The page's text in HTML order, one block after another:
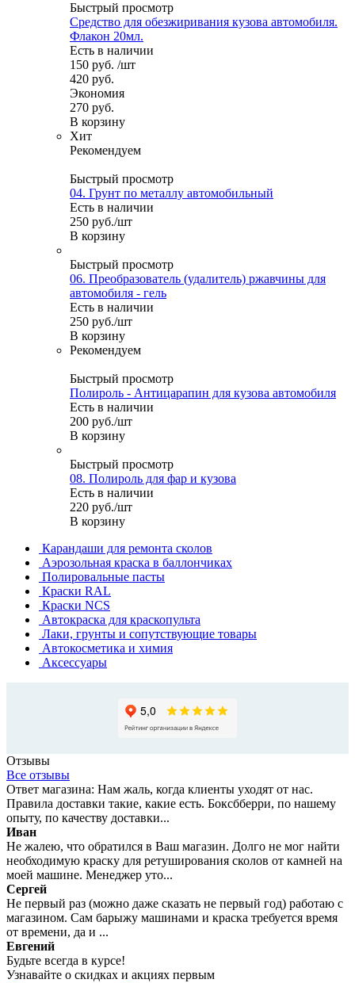
Быстрый просмотр
Средство для обезжиривания кузова автомобиля.
Флакон 20мл.
Есть в наличии
150 руб. /шт
420 руб.
Экономия
270 руб.
В корзину
Хит
Рекомендуем
Быстрый просмотр
04. Грунт по металлу автомобильный
Есть в наличии
250 руб./шт
В корзину
Быстрый просмотр
06. Преобразователь (удалитель) ржавчины для
автомобиля - гель
Есть в наличии
250 руб./шт
В корзину
Рекомендуем
Быстрый просмотр
Полироль - Антицарапин для кузова автомобиля
Есть в наличии
200 руб./шт
В корзину
Быстрый просмотр
08. Полироль для фар и кузова
Есть в наличии
220 руб./шт
В корзину
Карандаши для ремонта сколов
Аэрозольная краска в баллончиках
Полировальные пасты
Краски RAL
Краски NCS
Автокраска для краскопульта
Лаки, грунты и сопутствующие товары
Автокосметика и химия
Аксессуары
Отзывы
Все отзывы
Ответ магазина: Нам жаль, когда клиенты уходят от нас.
Правила доставки такие, какие есть. Боксбберри, по нашему
опыту, по качеству доставки...
Иван
Не жалею, что обратился в Ваш магазин. Долго не мог найти
необходимую краску для ретуширования сколов от камней на
моей машине. Менеджер уто...
Сергей
Не первый раз (можно даже сказать не первый год) работаю с
магазином. Сам барыжу машинами и краска требуется время
от времени, да и ...
Евгений
Будьте всегда в курсе!
Узнавайте о скидках и акциях первым